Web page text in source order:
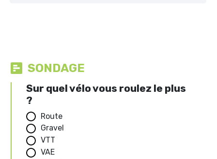
SONDAGE
Sur quel vélo vous roulez le plus
?
Route
Gravel
VTT
VAE